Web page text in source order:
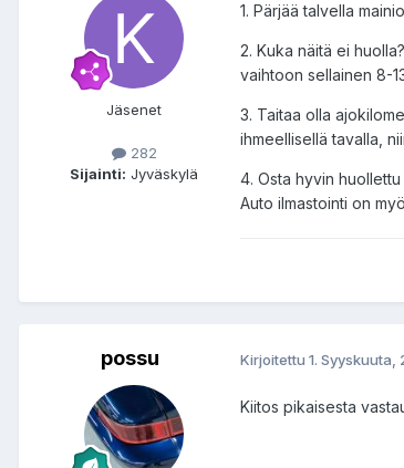
Jäsenet
282
Sijainti: Jyväskylä
1. Pärjää talvella
2. Kuka näitä ei
vaihtoon sellainen 8-
3. Taitaa olla
ihmeellisellä tavalla,
4. Osta hyvin
Auto ilmastointi on
possu Kirjoitettu 1. Syyskuuta,
Kiitos pikaisesta